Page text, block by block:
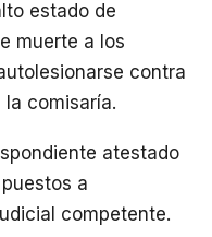
estado de
muerte a los
contra
comisaría.
atestado
a
competente.